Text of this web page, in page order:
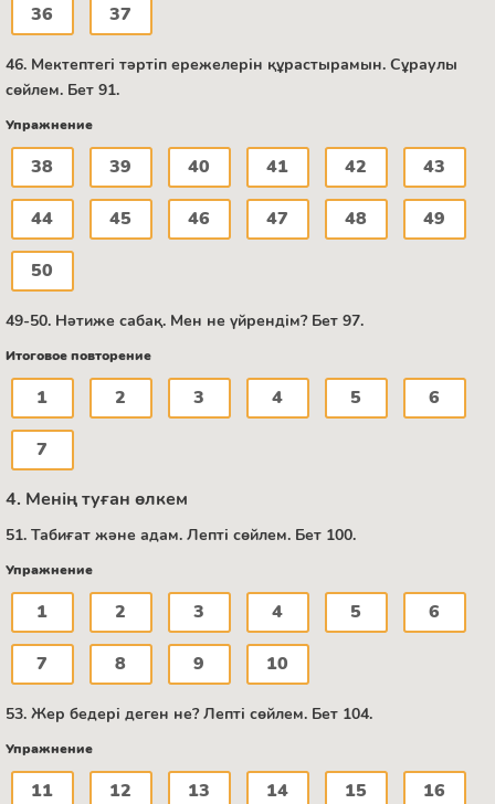
36 37
46. Мектептегі тәртіп ережелерін құрастырамын. Сұраулы
сөйлем. Бет 91.
Упражнение
38 39 40 41 42 43
44 45 46 47 48 49
50
49-50. Нәтиже сабақ. Мен не үйрендім? Бет 97.
Итоговое повторение
1 2 3 4 5 6
7
4. Менің туған өлкем
51. Табиғат және адам. Лепті сөйлем. Бет 100.
Упражнение
1 2 3 4 5 6
7 8 9 10
53. Жер бедері деген не? Лепті сөйлем. Бет 104.
Упражнение
11 12 13 14 15 16